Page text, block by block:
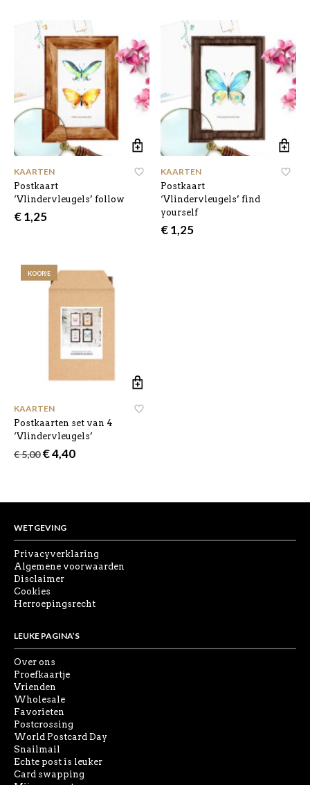
KAARTEN
Postkaart
‘Vlindervleugels’ follow
€1,25
KAARTEN
Postkaart
‘Vlindervleugels’ find
yourself
€1,25
KOOPJE
KAARTEN
Postkaarten set van 4
‘Vlindervleugels’
€5,00 Oorspronkelijke
€4,40Huidige
WETGEVING
Privacyverklaring
Algemene voorwaarden
Disclaimer
Cookies
Herroepingsrecht
LEUKE PAGINA’S
Over ons
Proefkaartje
Vrienden
Wholesale
Favorieten
Postcrossing
World Postcard Day
Snailmail
Echte post is leuker
Card swapping